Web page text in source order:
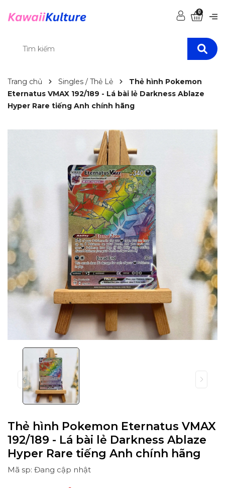
0
Trang chủ Singles / Thẻ Lẻ
Thẻ hình Pokemon
Eternatus VMAX 192/189 - Lá bài lẻ Darkness Ablaze
Hyper Rare tiếng Anh chính hãng
Thẻ hình Pokemon Eternatus VMAX
192/189 - Lá bài lẻ Darkness Ablaze
Hyper Rare tiếng Anh chính hãng
Mã sp: Đang cập nhật